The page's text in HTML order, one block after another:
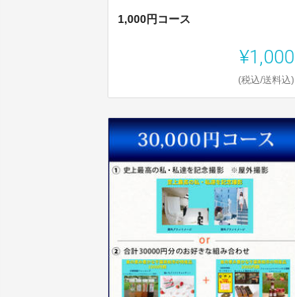
1,000円コース
¥1,000
(税込/送料込)